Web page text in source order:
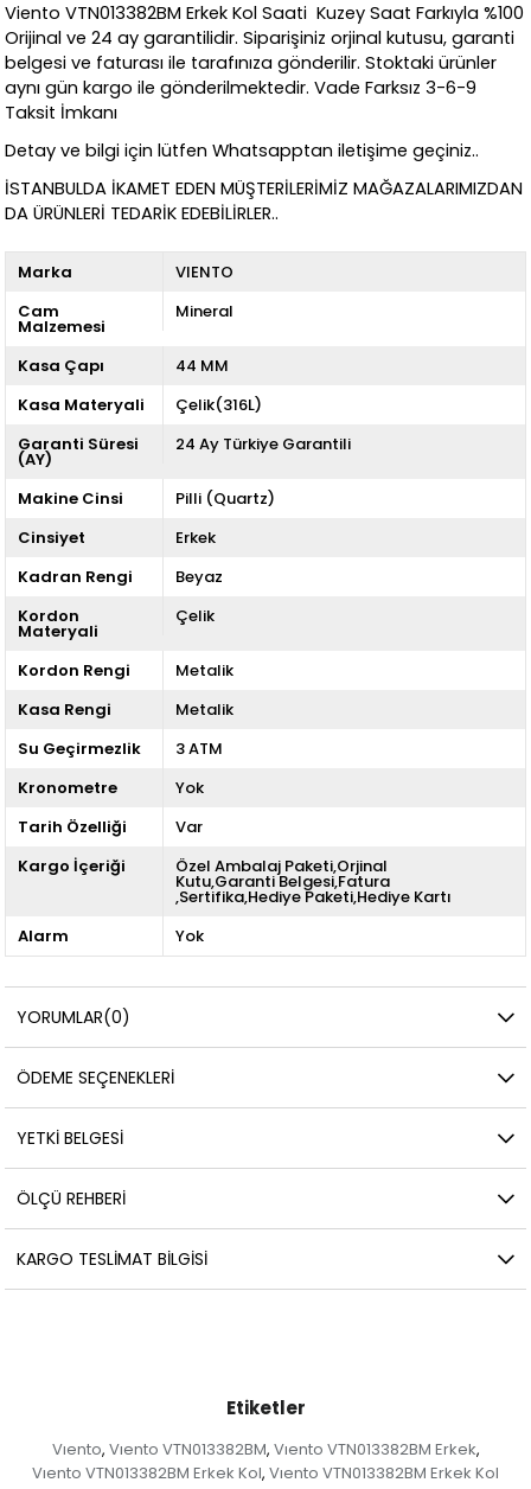
Viento VTN013382BM Erkek Kol Saati Kuzey Saat Farkıyla %100
Orijinal ve 24 ay garantilidir. Siparişiniz orjinal kutusu, garanti
belgesi ve faturası ile tarafınıza gönderilir. Stoktaki ürünler
aynı gün kargo ile gönderilmektedir. Vade Farksız 3-6-9
Taksit İmkanı
Detay ve bilgi için lütfen Whatsapptan iletişime geçiniz..
İSTANBULDA İKAMET EDEN MÜŞTERİLERİMİZ MAĞAZALARIMIZDAN
DA ÜRÜNLERİ TEDARİK EDEBİLİRLER..
Marka
VIENTO
Cam
Malzemesi
Mineral
Kasa Çapı
44 MM
Kasa Materyali
Çelik(316L)
Garanti Süresi
(AY)
24 Ay Türkiye Garantili
Makine Cinsi
Pilli (Quartz)
Cinsiyet
Erkek
Kadran Rengi
Beyaz
Kordon
Materyali
Çelik
Kordon Rengi
Metalik
Kasa Rengi
Metalik
Su Geçirmezlik
3 ATM
Kronometre
Yok
Tarih Özelliği
Var
Kargo İçeriği
Özel Ambalaj Paketi,Orjinal
Kutu,Garanti Belgesi,Fatura
,Sertifika,Hediye Paketi,Hediye Kartı
Alarm
Yok
YORUMLAR(0)
ÖDEME SEÇENEKLERI
YETKİ BELGESİ
ÖLÇÜ REHBERI
KARGO TESLIMAT BILGISI
Etiketler
Vıento, Vıento VTN013382BM, Vıento VTN013382BM Erkek,
Vıento VTN013382BM Erkek Kol, Vıento VTN013382BM Erkek Kol